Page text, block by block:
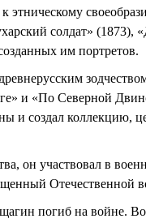
этническому
солдат» (1873),
им портретов.
и «По Северной
и создал коллекцию,
он участвовал в
Отечественной
погиб на войне.